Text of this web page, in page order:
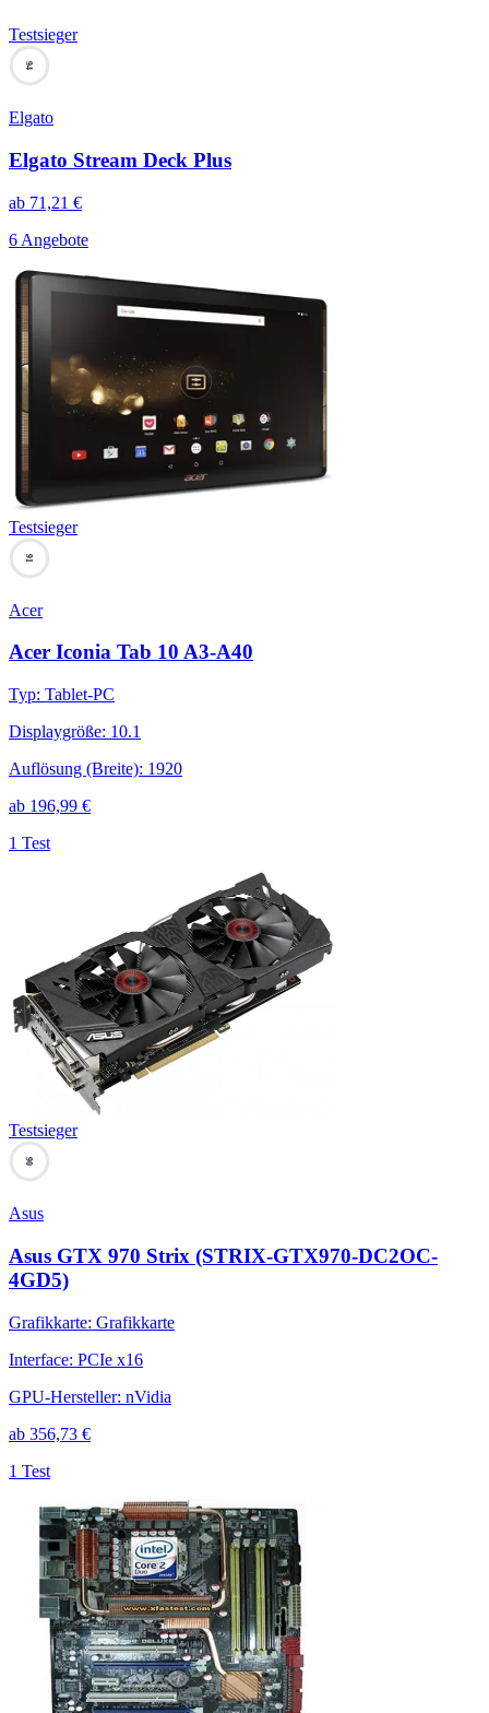
Testsieger
94
Elgato
Elgato Stream Deck Plus
ab 71,21 €
6 Angebote
Testsieger
91
Acer
Acer Iconia Tab 10 A3-A40
Typ: Tablet-PC
Displaygröße: 10.1
Auflösung (Breite): 1920
ab 196,99 €
1 Test
Testsieger
90
Asus
Asus GTX 970 Strix (STRIX-GTX970-DC2OC-
4GD5)
Grafikkarte: Grafikkarte
Interface: PCIe x16
GPU-Hersteller: nVidia
ab 356,73 €
1 Test